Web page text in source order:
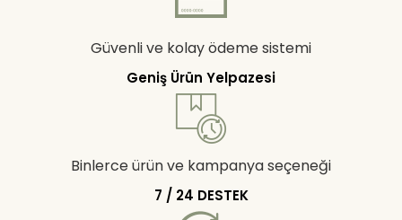
Güvenli ve kolay ödeme sistemi
Geniş Ürün Yelpazesi
Binlerce ürün ve kampanya seçeneği
7 / 24 DESTEK